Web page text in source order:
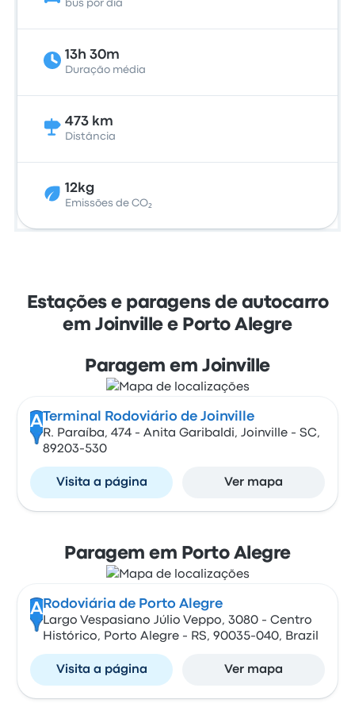
bus por dia
13h 30m
Duração média
473 km
Distância
12kg
Emissões de CO₂
Estações e paragens de autocarro
em Joinville e Porto Alegre
Paragem em Joinville
A Terminal Rodoviário de Joinville
R. Paraíba, 474 - Anita Garibaldi, Joinville - SC,
89203-530
Visita a página Ver mapa
Paragem em Porto Alegre
A Rodoviária de Porto Alegre
Largo Vespasiano Júlio Veppo, 3080 - Centro
Histórico, Porto Alegre - RS, 90035-040, Brazil
Visita a página Ver mapa